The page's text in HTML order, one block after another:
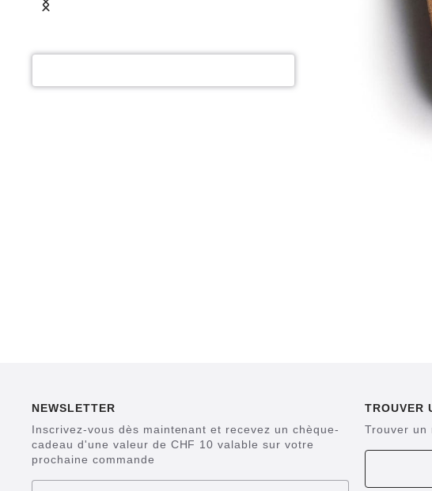
NEWSLETTER
Inscrivez-vous dès maintenant et recevez un chèque-
cadeau d'une valeur de CHF 10 valable sur votre
prochaine commande
TROUVER
Trouver un